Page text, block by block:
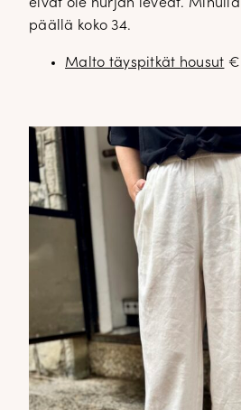
eivät ole hurjan leveät. Minulla
päällä koko 34.
Malto täyspitkät housut €